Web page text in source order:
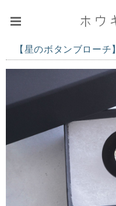
【星のボタンブローチ】